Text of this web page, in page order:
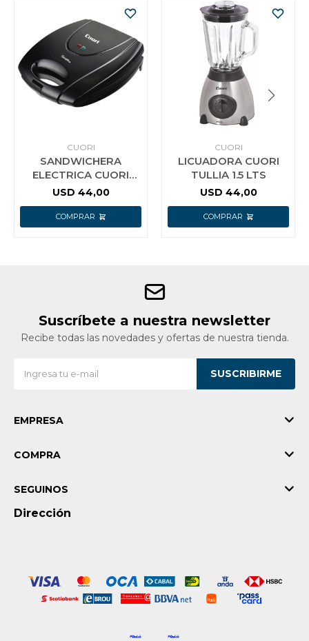
CUORI
SANDWICHERA
ELECTRICA CUORI
QUATTRO 1400W
USD 44,00
CUORI
LICUADORA CUORI
TULLIA 1.5 LTS
USD 44,00
Suscríbete a nuestra newsletter
Recibe todas las novedades y ofertas de nuestra tienda.
SUSCRIBIRME
EMPRESA
COMPRA
Dirección
SEGUINOS